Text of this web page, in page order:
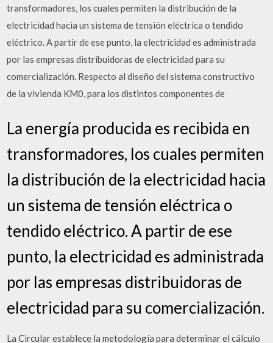
transformadores, los cuales permiten la distribución de la
electricidad hacia un sistema de tensión eléctrica o tendido
eléctrico. A partir de ese punto, la electricidad es administrada
por las empresas distribuidoras de electricidad para su
comercialización. Respecto al diseño del sistema constructivo
de la vivienda KM0, para los distintos componentes de
La energía producida es recibida en
transformadores, los cuales permiten
la distribución de la electricidad hacia
un sistema de tensión eléctrica o
tendido eléctrico. A partir de ese
punto, la electricidad es administrada
por las empresas distribuidoras de
electricidad para su comercialización.
La Circular establece la metodología para determinar el cálculo